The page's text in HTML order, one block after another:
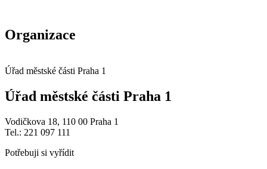
Organizace
Úřad městské části Praha 1
Úřad městské části Praha 1
Vodičkova 18, 110 00 Praha 1
Tel.: 221 097 111
Potřebuji si vyřídit